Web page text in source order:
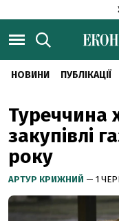
НОВИНИ ПУБЛІКАЦІЇ
Туреччина
закупівлі
року
АРТУР КРИЖНИЙ — 1